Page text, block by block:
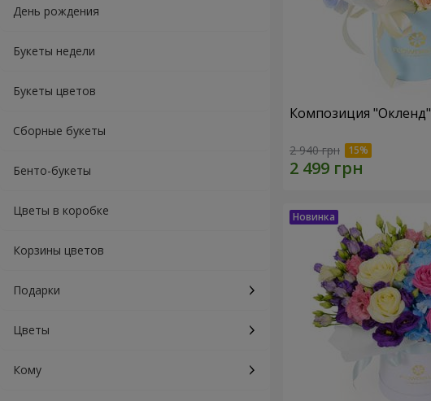
День рождения
Букеты недели
Букеты цветов
Сборные букеты
Бенто-букеты
Цветы в коробке
Корзины цветов
Подарки
Цветы
Кому
Композиция "Окленд"
2 940 грн